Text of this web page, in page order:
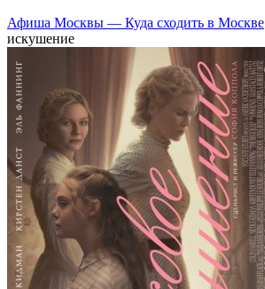
Афиша Москвы — Куда сходить в Москве
искушение